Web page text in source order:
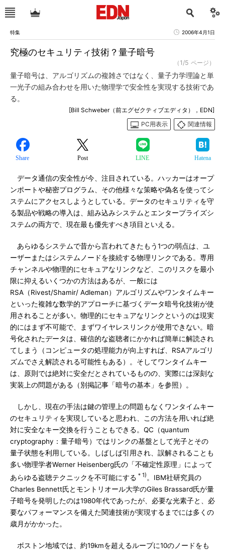
特集 2006年4月1日
究極のセキュリティ技術？量子暗号
（1/5 ページ）
量子暗号は、アルゴリズムの複雑さではなく、量子力学理論と単
一光子の組み合わせを用いた物理学で安全性を実現する技術であ
る。
[Bill Schweber（前エグゼクティブエディタ），EDN]
PC用表示
関連情報
Share Post LINE Hatena
データ通信の安全性が今、注目されている。ハッカーはオープ
ンポートや秘密プログラム、その他様々な策略や偽名を使ってシ
ステムにアクセスしようとしている。データのセキュリティを守
る製品や戦略の導入は、組み込みシステムとエンタープライズシ
ステムの両方で、現在最も優先すべき項目といえる。
あらゆるシステムで昔から言われてきたもう1つの弱点は、ユ
ーザーまたはシステムノードを接続する物理リンクである。専用
チャンネルや物理的にセキュアなリンクなど、このリスクを最小
限に抑えるいくつかの方法はあるが、一般には
RSA（Rivest/Shamir/ Adleman）アルゴリズムやワンタイムキー
といった複雑な数学的アプローチに基づくデータ暗号化技術が使
用されることが多い。物理的にセキュアなリンクというのは現実
的にはまず不可能で、まずワイヤレスリンクが使用できない。暗
号化されたデータは、確信的な盗聴者にかかれば簡単に解読され
てしまう（コンピュータの処理能力が向上すれば、RSAアルゴリ
ズムでさえ解読される可能性もある）。そしてワンタイムキー
は、原則では絶対に安全だとされているものの、実際には深刻な
実装上の問題がある（別掲記事「暗号の基本」を参照）。
しかし、現在の手法は鍵の管理上の問題もなくワンタイムキー
のセキュリティを実現していると思われ、この方法を用いれば絶
対に安全なキー交換を行うこともできる。QC（quantum
cryptography：量子暗号）ではリンクの基盤として光子とその
量子状態を利用している。しばしば引用され、誤解されることも
多い物理学者Werner Heisenberg氏の「不確定性原理」によって
あらゆる盗聴テクニックを不可能にする ＊1) 。IBM社研究員の
Charles Bennett氏とモントリオール大学のGiles Brassard氏が量
子暗号を発明したのは1980年代であったが、必要な光素子と、必
要なパフォーマンスを備えた関連技術が実現するまでには多くの
歳月がかかった。
ボストン地域では、約19kmを超えるループに10のノードをも